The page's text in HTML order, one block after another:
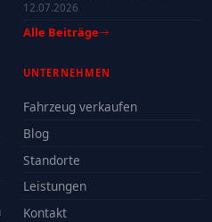
12.07.2026
Alle Beiträge
UNTERNEHMEN
Fahrzeug verkaufen
Blog
Standorte
Leistungen
Kontakt